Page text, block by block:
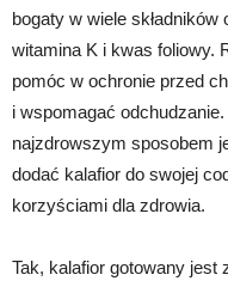
bogaty w wiele
witamina K i kwas foliowy.
pomóc w ochronie przed
i wspomagać
najzdrowszym sposobem
dodać kalafior do swojej
korzyściami dla zdrowia.
Tak, kalafior gotowany jest